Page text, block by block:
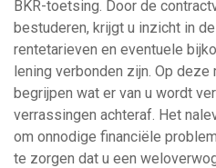
BKR-toetsing. Door de
bestuderen, krijgt u inzicht in
rentetarieven en eventuele
lening verbonden zijn. Op deze
begrijpen wat er van u wordt
verrassingen achteraf. Het
om onnodige financiële
te zorgen dat u een